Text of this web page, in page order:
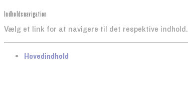
Indholdsnavigation
Vælg et link for at navigere til det respektive indhold.
gå til
Hovedindhold